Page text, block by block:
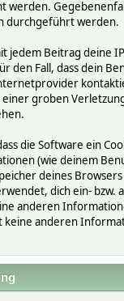
werden.
durchgeführt werden.
jedem Beitrag deine
den Fall, dass dein
einer groben
die Software ein
(wie deinem
deines
dich ein- bzw.
anderen
keine anderen